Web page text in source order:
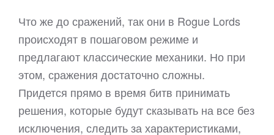
Что же до сражений, так они в Rogue Lords
происходят в пошаговом режиме и
предлагают классические механики. Но при
этом, сражения достаточно сложны.
Придется прямо в время битв принимать
решения, которые будут сказывать на все без
исключения, следить за характеристиками,